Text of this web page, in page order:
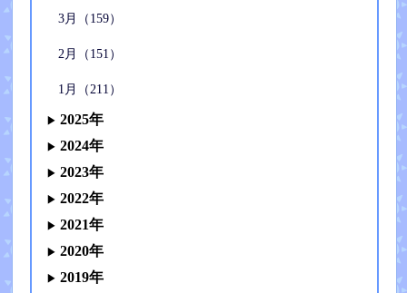
3月（159）
2月（151）
1月（211）
2025年
2024年
2023年
2022年
2021年
2020年
2019年